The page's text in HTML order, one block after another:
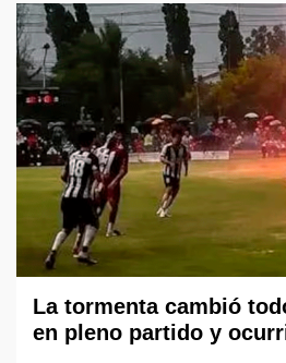
La tormenta cambió
en pleno partido y